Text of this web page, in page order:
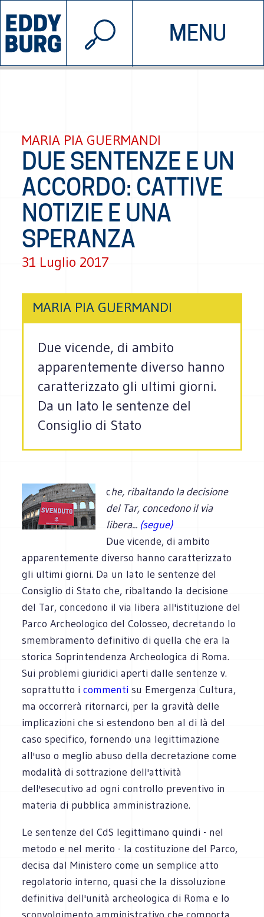
MENU
INIZIATIVE CHI SIAMO
© 2026 EDDYBURG
MARIA PIA GUERMANDI
DUE SENTENZE E UN
ACCORDO: CATTIVE
NOTIZIE E UNA
SPERANZA
31 Luglio 2017
MARIA PIA GUERMANDI
Due vicende, di ambito
apparentemente diverso hanno
caratterizzato gli ultimi giorni.
Da un lato le sentenze del
Consiglio di Stato
che, ribaltando la decisione
del Tar, concedono il via
libera... (segue)
Due vicende, di ambito
apparentemente diverso hanno caratterizzato
gli ultimi giorni. Da un lato le sentenze del
Consiglio di Stato che, ribaltando la decisione
del Tar, concedono il via libera all'istituzione del
Parco Archeologico del Colosseo, decretando lo
smembramento definitivo di quella che era la
storica Soprintendenza Archeologica di Roma.
Sui problemi giuridici aperti dalle sentenze v.
soprattutto icommenti su Emergenza Cultura,
ma occorrerà ritornarci, per la gravità delle
implicazioni che si estendono ben al di là del
caso specifico, fornendo una legittimazione
all'uso o meglio abuso della decretazione come
modalità di sottrazione dell'attività
dell'esecutivo ad ogni controllo preventivo in
materia di pubblica amministrazione.
Le sentenze del CdS legittimano quindi - nel
metodo e nel merito - la costituzione del Parco,
decisa dal Ministero come un semplice atto
regolatorio interno, quasi che la dissoluzione
definitiva dell'unità archeologica di Roma e lo